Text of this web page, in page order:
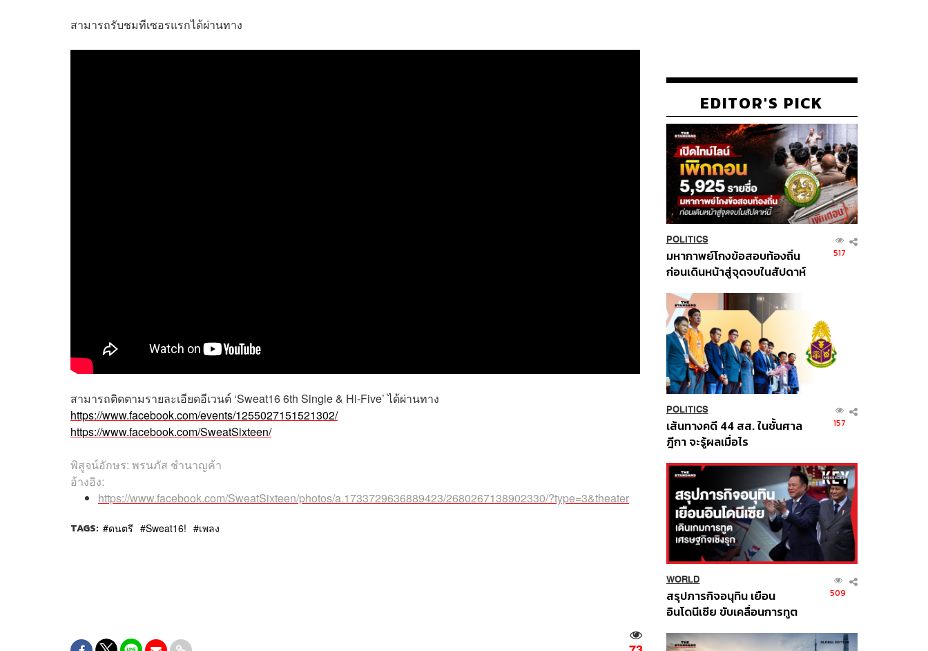
สามารถรับชมทีเซอรแรกได้ผ่านทาง
สามารถติดตามรายละเอียดอีเวนต์ ‘Sweat16 6th Single & Hi-Five’ ได้ผ่านทาง
https://www.facebook.com/events/1255027151521302/
https://www.facebook.com/SweatSixteen/
พิสูจน์อักษร: พรนภัส ชำนาญค้า
อ้างอิง:
https://www.facebook.com/SweatSixteen/photos/a.1733729636889423/2680267138902330/?type=3&theater
TAGS: ดนตรี Sweat16! เพลง
EDITOR'S PICK
POLITICS
มหากาพย์โกงข้อสอบท้องถิ่น
ก่อนเดินหน้าสู่จุดจบในสัปดาห์
517
POLITICS
เส้นทางคดี 44 สส. ในชั้นศาล
ฎีกา จะรู้ผลเมื่อไร
157
WORLD
สรุปภารกิจอนุทิน เยือน
อินโดนีเซีย ขับเคลื่อนการทูต
ส่วนยุทธศาสตร์ไทย –
509